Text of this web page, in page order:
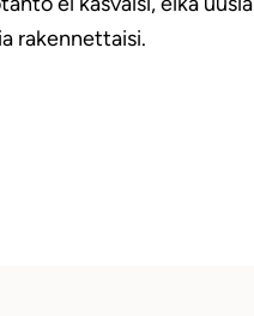
rakennettaisi.